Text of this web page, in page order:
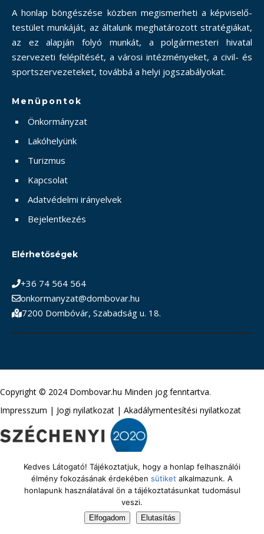
A honlap böngészése közben megismerheti a képviselő-
testület munkáját, az általunk meghatározott stratégiákat,
az ez alapján folyó munkát, a polgármesteri hivatal
szervezeti felépítését, a városi intézményeket, a civil- és
sportszervezeteket, továbbá a helyi jogszabályokat.
Menüpontok
Önkormányzat
Lakóhelyünk
Turizmus
Kapcsolat
Adatvédelmi irányelvek
Bejelentkezés
Elérhetőségek
+36 74 564 564
onkormanyzat@dombovar.hu
7200 Dombóvár, Szabadság u. 18.
Copyright © 2024 Dombovar.hu Minden jog fenntartva.
Impresszum | Jogi nyilatkozat | Akadálymentesítési nyilatkozat
Kedves Látogató! Tájékoztatjuk, hogy a honlap felhasználói
élmény fokozásának érdekében sütiket alkalmazunk. A
honlapunk használatával ön a tájékoztatásunkat tudomásul
veszi.
Elfogadom Elutasítás